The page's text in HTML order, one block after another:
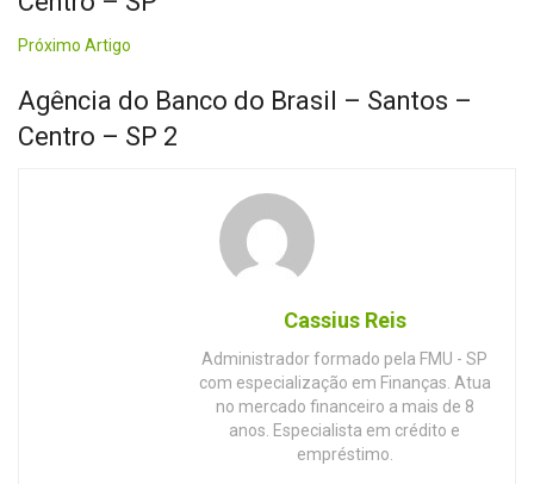
Próximo Artigo
Agência do Banco do Brasil – Santos –
Centro – SP 2
Cassius Reis
Administrador formado pela FMU - SP
com especialização em Finanças. Atua
no mercado financeiro a mais de 8
anos. Especialista em crédito e
empréstimo.